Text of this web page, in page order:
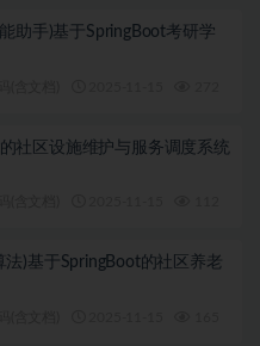
助手)基于SpringBoot考研学
社区设施维护与服务调度系统
法)基于SpringBoot的社区养老